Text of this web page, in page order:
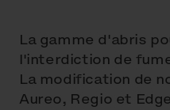
La gamme d'abris
l'interdiction de
La modification de
Aureo, Regio et